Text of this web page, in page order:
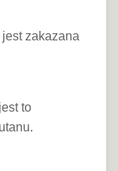
zakazana
to